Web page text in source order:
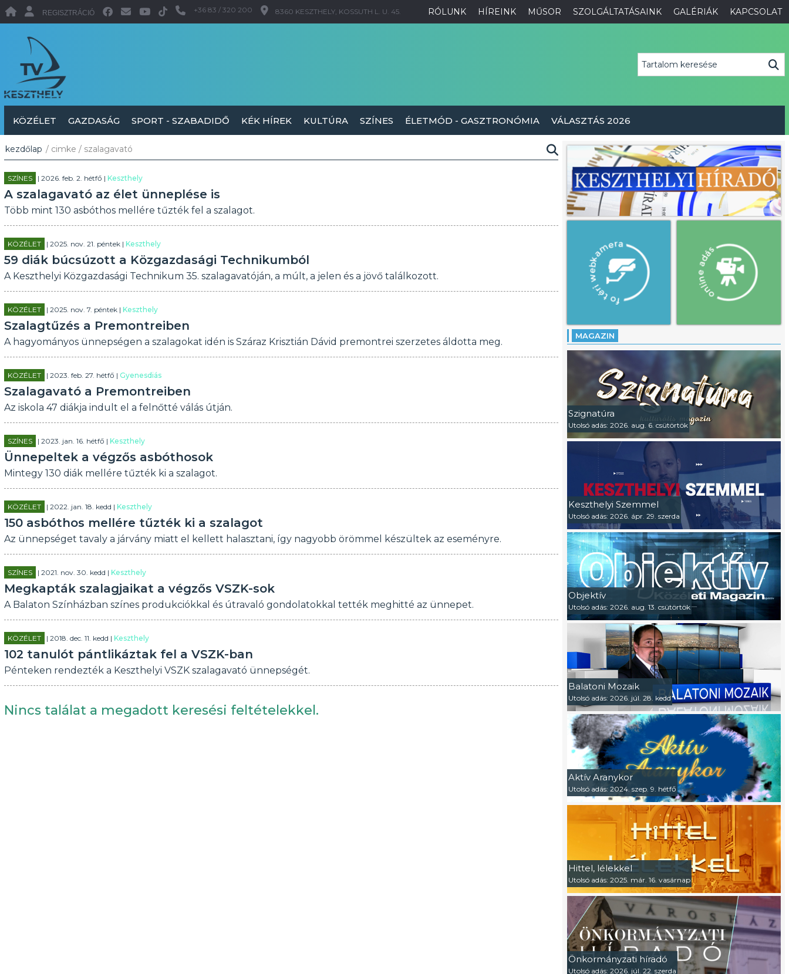
RÓLUNK HÍREINK MŰSOR SZOLGÁLTATÁSAINK GALÉRIÁK KAPCSOLAT
REGISZTRÁCIÓ +36 83 / 320 200 8360 KESZTHELY, KOSSUTH L. U. 45.
KÖZÉLET GAZDASÁG SPORT - SZABADIDŐ KÉK HÍREK KULTÚRA SZÍNES ÉLETMÓD - GASZTRONÓMIA VÁLASZTÁS 2026
kezdőlap / cimke / szalagavató
SZÍNES | 2026. feb. 2. hétfő | Keszthely
A szalagavató az élet ünneplése is
Több mint 130 asbóthos mellére tűzték fel a szalagot.
KÖZÉLET | 2025. nov. 21. péntek | Keszthely
59 diák búcsúzott a Közgazdasági Technikumból
A Keszthelyi Közgazdasági Technikum 35. szalagavatóján, a múlt, a jelen és a jövő találkozott.
KÖZÉLET | 2025. nov. 7. péntek | Keszthely
Szalagtűzés a Premontreiben
A hagyományos ünnepségen a szalagokat idén is Száraz Krisztián Dávid premontrei szerzetes áldotta meg.
KÖZÉLET | 2023. feb. 27. hétfő | Gyenesdiás
Szalagavató a Premontreiben
Az iskola 47 diákja indult el a felnőtté válás útján.
SZÍNES | 2023. jan. 16. hétfő | Keszthely
Ünnepeltek a végzős asbóthosok
Mintegy 130 diák mellére tűzték ki a szalagot.
KÖZÉLET | 2022. jan. 18. kedd | Keszthely
150 asbóthos mellére tűzték ki a szalagot
Az ünnepséget tavaly a járvány miatt el kellett halasztani, így nagyobb örömmel készültek az eseményre.
SZÍNES | 2021. nov. 30. kedd | Keszthely
Megkapták szalagjaikat a végzős VSZK-sok
A Balaton Színházban színes produkciókkal és útravaló gondolatokkal tették meghitté az ünnepet.
KÖZÉLET | 2018. dec. 11. kedd | Keszthely
102 tanulót pántlikáztak fel a VSZK-ban
Pénteken rendezték a Keszthelyi VSZK szalagavató ünnepségét.
Nincs találat a megadott keresési feltételekkel.
MAGAZIN
Szignatúra
Utolsó adás: 2026. aug. 6. csütörtök
Keszthelyi Szemmel
Utolsó adás: 2026. ápr. 29. szerda
Objektív
Utolsó adás: 2026. aug. 13. csütörtök
Balatoni Mozaik
Utolsó adás: 2026. júl. 28. kedd
Aktív Aranykor
Utolsó adás: 2024. szep. 9. hétfő
Hittel, lélekkel
Utolsó adás: 2025. már. 16. vasárnap
Önkormányzati híradó
Utolsó adás: 2026. júl. 22. szerda